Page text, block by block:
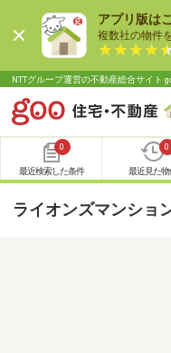
アプリ版は
複数社の物件
NTTグループ運営の不動産総合サイト
0
最近検索した条件
0
最近見た物
ライオンズマンショ